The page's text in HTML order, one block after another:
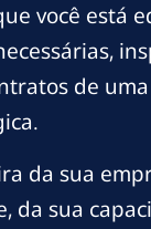
você está
de
da sua
da sua